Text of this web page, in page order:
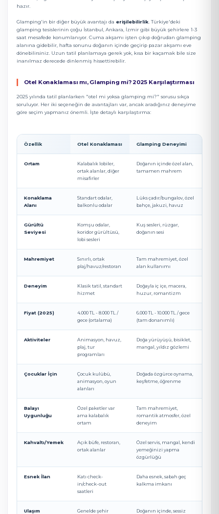
hazır.
Glamping'in bir diğer büyük avantajı da erişilebilirlik . Türkiye'deki
glamping tesislerinin çoğu İstanbul, Ankara, İzmir gibi büyük şehirlere 1-3
saat mesafede konumlanıyor. Cuma akşamı işten çıkıp doğrudan glamping
alanına gidebilir, hafta sonunu doğanın içinde geçirip pazar akşamı eve
dönebilirsiniz. Uzun tatil planlamaya gerek yok, kısa bir kaçamak bile size
inanılmaz derecede dinlenmiş hissettirebilir.
Otel Konaklaması mı, Glamping mi? 2025 Karşılaştırması
2025 yılında tatil planlarken "otel mi yoksa glamping mi?" sorusu sıkça
soruluyor. Her iki seçeneğin de avantajları var, ancak aradığınız deneyime
göre seçim yapmanız önemli. İşte detaylı karşılaştırma:
Özellik Otel Konaklaması Glamping Deneyimi
Ortam
Kalabalık lobiler,
ortak alanlar, diğer
misafirler
Doğanın içinde özel alan,
tamamen mahrem
Konaklama
Alanı
Standart odalar,
balkonlu odalar
Lüks çadır/bungalov, özel
bahçe, jakuzi, havuz
Gürültü
Seviyesi
Komşu odalar,
koridor gürültüsü,
lobi sesleri
Kuş sesleri, rüzgar,
doğanın sesi
Mahremiyet
Sınırlı, ortak
plaj/havuz/restoran
Tam mahremiyet, özel
alan kullanımı
Deneyim
Klasik tatil, standart
hizmet
Doğayla iç içe, macera,
huzur, romantizm
Fiyat (2025)
4.000 TL - 8.000 TL /
gece (ortalama)
6.000 TL - 10.000 TL / gece
(tam donanımlı)
Aktiviteler
Animasyon, havuz,
plaj, tur
programları
Doğa yürüyüşü, bisiklet,
mangal, yıldız gözlemi
Çocuklar İçin
Çocuk kulübü,
animasyon, oyun
alanları
Doğada özgürce oynama,
keşfetme, öğrenme
Balayı
Uygunluğu
Özel paketler var
ama kalabalık
ortam
Tam mahremiyet,
romantik atmosfer, özel
deneyim
Kahvaltı/Yemek
Açık büfe, restoran,
ortak alanlar
Özel servis, mangal, kendi
yemeğinizi yapma
özgürlüğü
Esnek İlan
Katı check-
in/check-out
saatleri
Daha esnek, sabah geç
kalkma imkanı
Ulaşım
Genelde şehir
Doğanın içinde, sessiz